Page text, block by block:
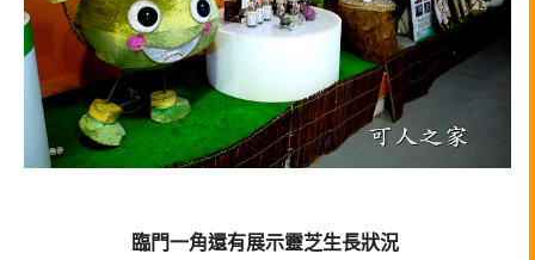
臨門一角還有展示靈芝生長狀況